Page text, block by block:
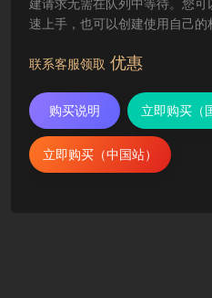
建请求无需在队列中等待。您
速上手，也可以创建使用自己
联系客服领取 优惠
购买说明 立即购买（
立即购买（中国站）